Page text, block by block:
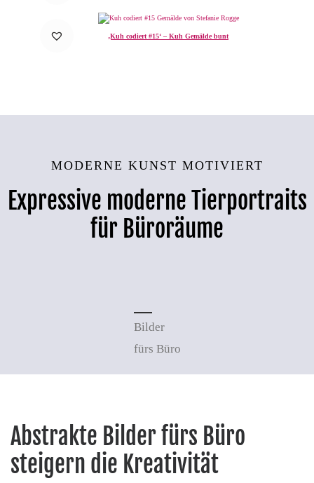
‚Kuh codiert #15‘ – Kuh Gemälde bunt
MODERNE KUNST MOTIVIERT
Expressive moderne Tierportraits
für Büroräume
Bilder
fürs Büro
Abstrakte Bilder fürs Büro
steigern die Kreativität